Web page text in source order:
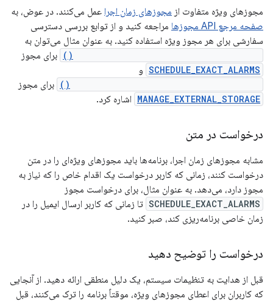
مجوزهای ویژه متفاوت از مجوزهای زمان اجرا عمل می‌کنند. در عوض، به
صفحه مرجع API مجوزها
مراجعه کنید و از توابع بررسی دسترسی
سفارشی برای هر مجوز ویژه استفاده کنید. به عنوان مثال می‌توان به
برای مجوز
SCHEDULE_EXACT_ALARMS و
برای مجوز
MANAGE_EXTERNAL_STORAGE اشاره کرد.
درخواست در متن
مشابه مجوزهای زمان اجرا، برنامه‌ها باید مجوزهای ویژه‌ای را در متن
درخواست کنند، زمانی که کاربر درخواست یک اقدام خاص را که نیاز به
مجوز دارد، می‌دهد. به عنوان مثال، برای درخواست مجوز
SCHEDULE_EXACT_ALARMS تا زمانی که کاربر ارسال ایمیل را در
زمان خاصی برنامه‌ریزی کند، صبر کنید.
درخواست را توضیح دهید
قبل از هدایت به تنظیمات سیستم، یک دلیل منطقی ارائه دهید. از آنجایی
که کاربران برای اعطای مجوزهای ویژه، موقتاً برنامه را ترک می‌کنند، قبل